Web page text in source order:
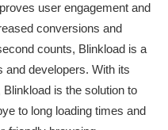
user engagement and
conversions and
counts, Blinkload is a
and developers. With its
is the solution to
to long loading times and